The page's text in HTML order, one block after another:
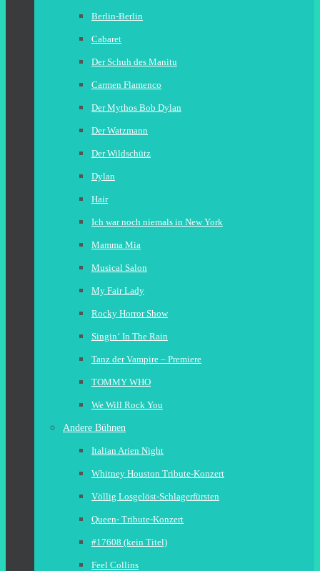
Berlin-Berlin
Cabaret
Der Schuh des Manitu
Carmen Flamenco
Der Mythos Bob Dylan
Der Watzmann
Der Wildschütz
Dylan
Hair
Ich war noch niemals in New York
Mamma Mia
Musical Salon
My Fair Lady
Rocky Horror Show
Singin‘ In The Rain
Tanz der Vampire – Premiere
TOMMY WHO
We Will Rock You
Andere Bühnen
Italian Arien Night
Whitney Houston Tribute-Konzert
Völlig Losgelöst-Schlagerfürsten
Queen- Tribute-Konzert
#17608 (kein Titel)
Feel Collins